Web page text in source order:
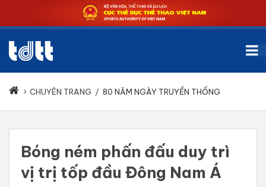
CHUYÊN TRANG / 80 NĂM NGÀY TRUYỀN THỐNG
Bóng ném phấn đấu duy trì
vị trị tốp đầu Đông Nam Á